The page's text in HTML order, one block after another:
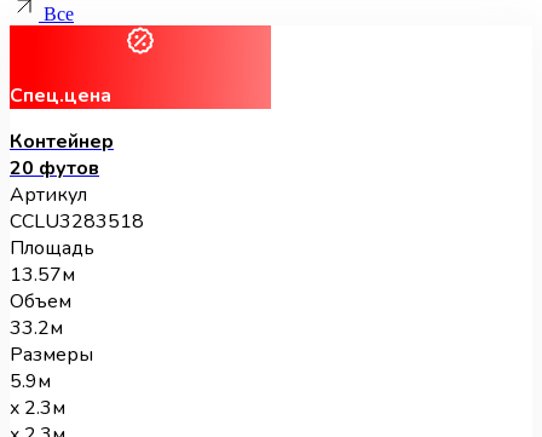
Все
Спец.цена
Контейнер
20 футов
Артикул
CCLU3283518
Площадь
13.57м
Объем
33.2м
Размеры
5.9м
x 2.3м